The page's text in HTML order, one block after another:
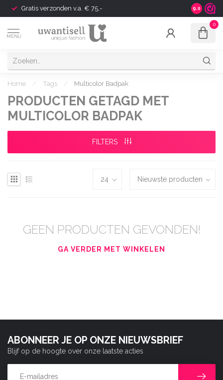
Gratis verzonden v.a. € 75,- Shipping
9.0
MENU
0
Home / Tags / Multicolor Badpak
PRODUCTEN GETAGD MET
MULTICOLOR BADPAK
FILTERS
GEEN PRODUCTEN GEVONDEN!
GA VERDER MET WINKELEN
ABONNEER JE OP ONZE NIEUWSBRIEF
Blijf op de hoogte over onze laatste acties